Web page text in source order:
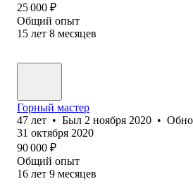
25 000 ₽
Общий опыт
15 лет 8 месяцев
Горный мастер
47 лет • Был 2 ноября 2020 •
31 октября 2020
90 000 ₽
Общий опыт
16 лет 9 месяцев